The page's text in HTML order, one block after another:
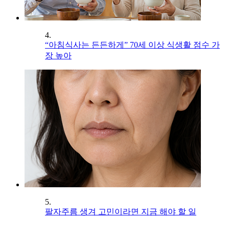
4.
“아침식사는 든든하게” 70세 이상 식생활 점수 가
장 높아
5.
팔자주름 생겨 고민이라면 지금 해야 할 일